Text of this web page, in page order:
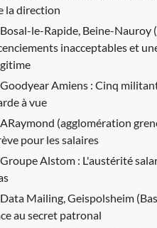
la direction
Bosal-le-Rapide, Beine-Nauroy
inacceptables et
Goodyear Amiens : Cinq
à vue
ARaymond (agglomération
pour les salaires
Groupe Alstom : L'austérité
Data Mailing, Geispolsheim
au secret patronal